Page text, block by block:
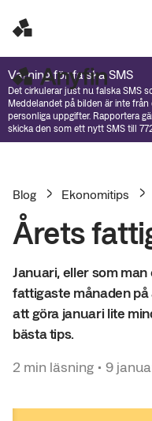
Varning för falska SMS
Det cirkulerar just nu falska SMS
Meddelandet på bilden är inte
personliga uppgifter. Rapportera
skicka den som ett nytt SMS till
Blog Ekonomitips
Årets
Januari, eller som
fattigaste månaden
att göra januari lite
bästa tips.
2 min läsning • 9